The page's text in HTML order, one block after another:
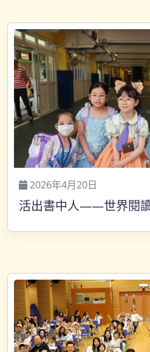
2026年4月20日
活出書中人——世界閱